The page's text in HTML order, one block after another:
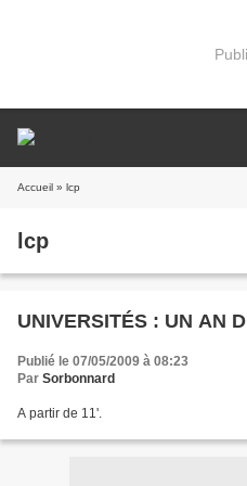
Accueil » lcp
lcp
UNIVERSITÉS : UN AN
Publié le 07/05/2009 à 08:23
Par Sorbonnard
A partir de 11'.